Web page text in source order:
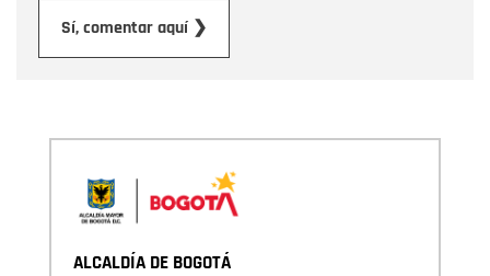
Sí, comentar aquí ❯
ALCALDÍA DE BOGOTÁ